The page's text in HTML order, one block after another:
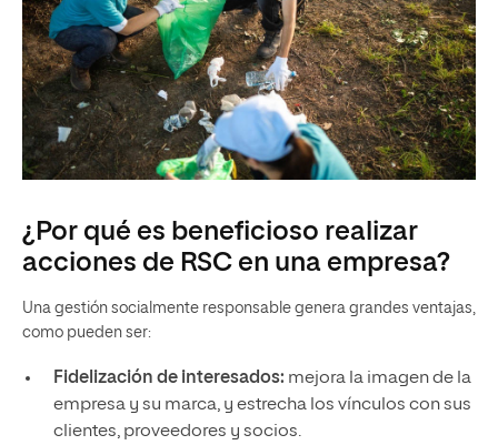
¿Por qué es beneficioso realizar
acciones de RSC en una empresa?
Una gestión socialmente responsable genera grandes ventajas,
como pueden ser:
Fidelización de interesados: mejora la imagen de la
empresa y su marca, y estrecha los vínculos con sus
clientes, proveedores y socios.